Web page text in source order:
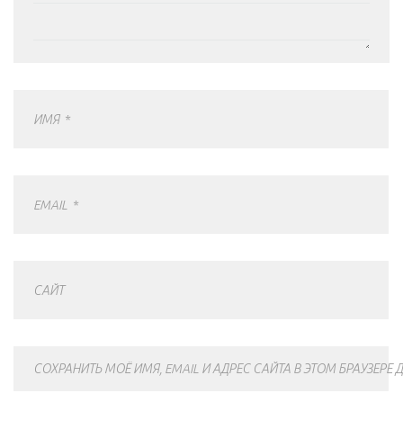
ИМЯ *
EMAIL *
САЙТ
СОХРАНИТЬ МОЁ ИМЯ, EMAIL И АДРЕС САЙТА В ЭТОМ